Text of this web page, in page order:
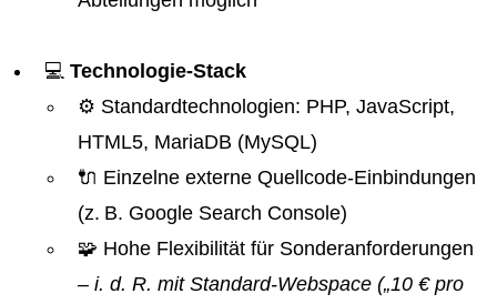
💻 Technologie-Stack
⚙️ Standardtechnologien: PHP, JavaScript,
HTML5, MariaDB (MySQL)
🔌 Einzelne externe Quellcode-Einbindungen
(z. B. Google Search Console)
🧩 Hohe Flexibilität für Sonderanforderungen
– i. d. R. mit Standard-Webspace („10 € pro